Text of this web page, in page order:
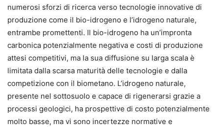
numerosi sforzi di ricerca verso tecnologie innovative di
produzione come il bio-idrogeno e l’idrogeno naturale,
entrambe promettenti. Il bio-idrogeno ha un’impronta
carbonica potenzialmente negativa e costi di produzione
attesi competitivi, ma la sua diffusione su larga scala è
limitata dalla scarsa maturità delle tecnologie e dalla
competizione con il biometano. L’idrogeno naturale,
presente nel sottosuolo e capace di rigenerarsi grazie a
processi geologici, ha prospettive di costo potenzialmente
molto basse, ma vi sono incertezze normative e